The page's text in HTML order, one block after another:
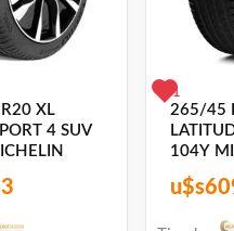
XL
4 SUV
1
265/45
104Y
u$s